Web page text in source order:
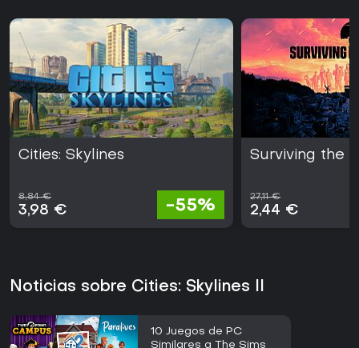
Cities: Skylines
8,84 €
3,98 € -55%
Surviving the
27,11 €
2,44 €
Noticias sobre Cities: Skylines II
10 Juegos de PC
Similares a The Sims